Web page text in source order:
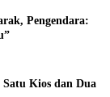
Pengendara:
Kios dan Dua